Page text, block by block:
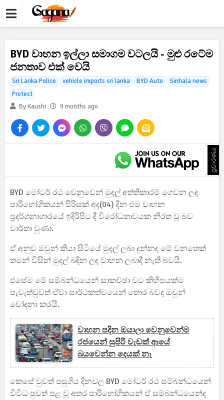
BYD වාහන ඉල්ලා සමාගම වටලයි - මුළු රටේම
ජනතාව එක් වෙයි
Sri Lanka Police vehicle imports sri lanka BYD Auto
Sinhala news
Protest
By Kaushi
9 months ago
ප්‍රචාරණය
BYD මෝටර් රථ වෙනුවෙන් මුදල් අත්තිකාරම් ගෙවන ලද
පාරිභෝගිකයන් පිරිසක් අද(04) දින එම වාහන
ප්‍රදර්ශනාගාරයේ ඉදිරිපිට දී විරෝධතාවයක නිරත වූ බව
වාර්තා වුණා.
ඒ අනුව ඔවුන් කියා සිටියේ මුදල් ලබා දුන්නද මේ වනතෙක්
තමන් විසින් මුදල් බඳින ලද වාහන ලබාදී නැති බවයි.
එසේම මේ සම්බන්ධයෙන් සාකච්ඡා වට කිහිපයක්ම
පැවැත්වුවත් ඒවා සාර්ථකත්වයෙන් තොර බවද ඔවුන්
චෝදනා කරයි.
වාහන පදින ඔයාලා වෙනුවෙන්ම
රජයෙන් සුපිරි වැඩක් ආයේ
බයවෙන්න දෙයක් නෑ
කෙසේ වුවත් පසුගිය දිනවල BYD මෝටර් රථ සම්බන්ධයෙන්
විවිධ පුවත් පළ වූ අතර පාරිභෝගිකයන් ඒ සම්බන්ධයෙන්ද